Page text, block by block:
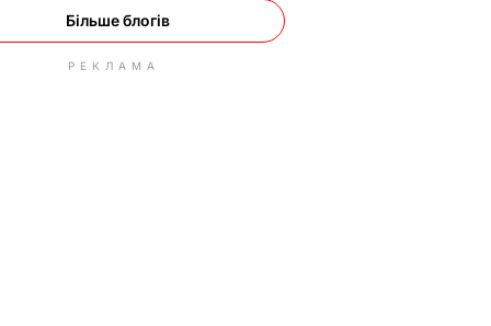
Більше блогів
РЕКЛАМА